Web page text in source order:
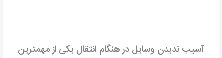
آسیب ندیدن وسایل در هنگام انتقال یکی از مهمترین